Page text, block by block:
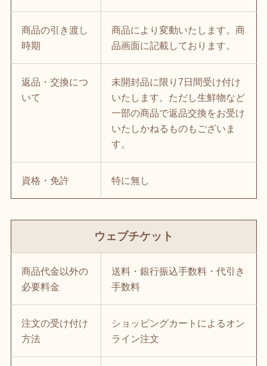
商品の引き渡し
時期
商品により変動いたします。商
品画面に記載しております。
返品・交換につ
いて
未開封品に限り7日間受け付け
いたします。ただし生鮮物など
一部の商品で返品交換をお受け
いたしかねるものもございま
す。
資格・免許 特に無し
ウェブチケット
商品代金以外の
必要料金
送料・銀行振込手数料・代引き
手数料
注文の受け付け
方法
ショッピングカートによるオン
ライン注文